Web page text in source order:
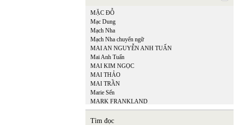
MẶC ĐỖ
Mạc Dung
Mạch Nha
Mạch Nha chuyển ngữ
MAI AN NGUYỄN ANH TUẤN
Mai Anh Tuấn
MAI KIM NGỌC
MAI THẢO
MAI TRẦN
Marie Sến
MARK FRANKLAND
Matsuo Bashō
Mi Ly
Tìm đọc